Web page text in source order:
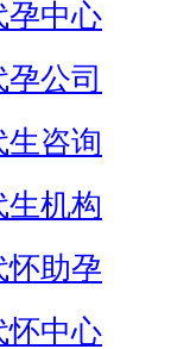
孕中心
孕公司
生咨询
生机构
怀助孕
怀中心